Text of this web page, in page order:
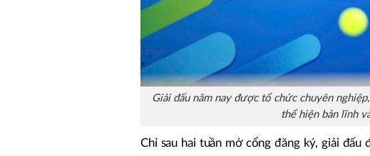
Giải đấu năm nay được tổ chức chuyên
thể hiện bản lĩnh
Chỉ sau hai tuần mở cổng đăng ký, giải